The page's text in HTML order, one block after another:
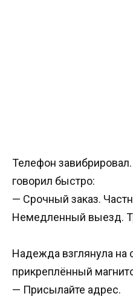
Телефон завибрировал.
говорил быстро:
— Срочный заказ.
Немедленный выезд.
Надежда взглянула на
прикреплённый
— Присылайте адрес.